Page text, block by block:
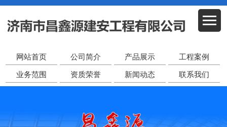
网站首页 公司简介 产品展示 工程案例
业务范围 资质荣誉 新闻动态 联系我们